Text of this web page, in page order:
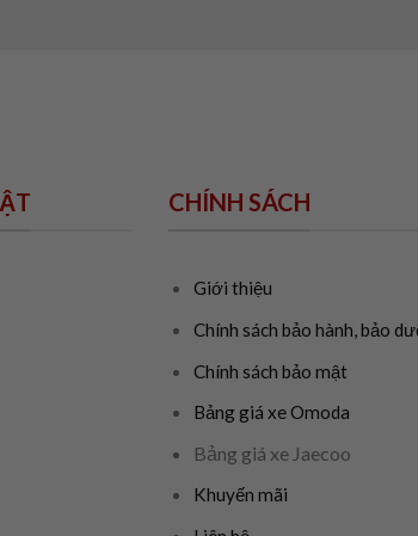
CHÍNH SÁCH
Giới thiệu
Chính sách bảo hành, bảo
Chính sách bảo mật
Bảng giá xe Omoda
Bảng giá xe Jaecoo
Khuyến mãi